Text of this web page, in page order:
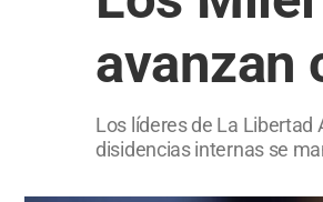
avanzan
Los líderes de La Libertad
disidencias internas se